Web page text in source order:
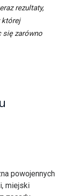
rezultaty,
której
się zarówno
powojennych
miejski